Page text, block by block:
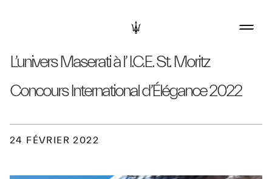
L’univers Maserati à l’ I.C.E. St. Moritz
Concours International d’Élégance 2022
24 FÉVRIER 2022